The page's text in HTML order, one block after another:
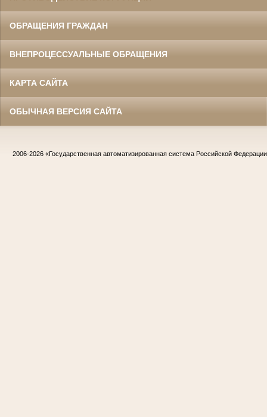
ОБРАЩЕНИЯ ГРАЖДАН
ВНЕПРОЦЕССУАЛЬНЫЕ ОБРАЩЕНИЯ
КАРТА САЙТА
ОБЫЧНАЯ ВЕРСИЯ САЙТА
2006-2026 «Государственная автоматизированная система Российской